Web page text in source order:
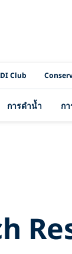
Club
การดำน้ำ กา